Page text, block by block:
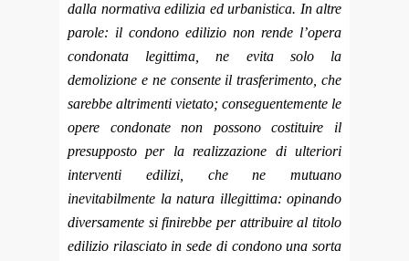
dalla normativa edilizia ed urbanistica. In altre
parole: il condono edilizio non rende l’opera
condonata legittima, ne evita solo la
demolizione e ne consente il trasferimento, che
sarebbe altrimenti vietato; conseguentemente le
opere condonate non possono costituire il
presupposto per la realizzazione di ulteriori
interventi edilizi, che ne mutuano
inevitabilmente la natura illegittima: opinando
diversamente si finirebbe per attribuire al titolo
edilizio rilasciato in sede di condono una sorta